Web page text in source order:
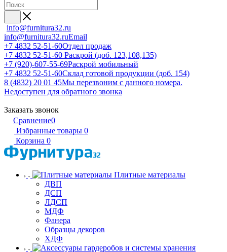
info@furnitura32.ru
info@furnitura32.ruEmail
+7 4832 52-51-60Отдел продаж
+7 4832 52-51-60 Раскрой (доб. 123,108,135)
+7 (920)-607-55-69Раскрой мобильный
+7 4832 52-51-60Склад готовой продукции (доб. 154)
8 (4832) 20 01 45Мы перезвоним с данного номера.
Недоступен для обратного звонка
Заказать звонок
Сравнение0
Избранные товары 0
Корзина 0
Плитные материалы
ДВП
ДСП
ЛДСП
МДФ
Фанера
Образцы декоров
ХДФ